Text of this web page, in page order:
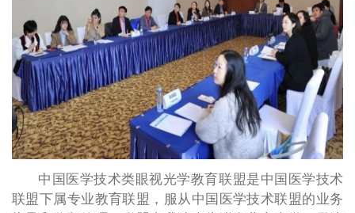
中国医学技术类眼视光学教育联盟是中国医学技术
联盟下属专业教育联盟，服从中国医学技术联盟的业务